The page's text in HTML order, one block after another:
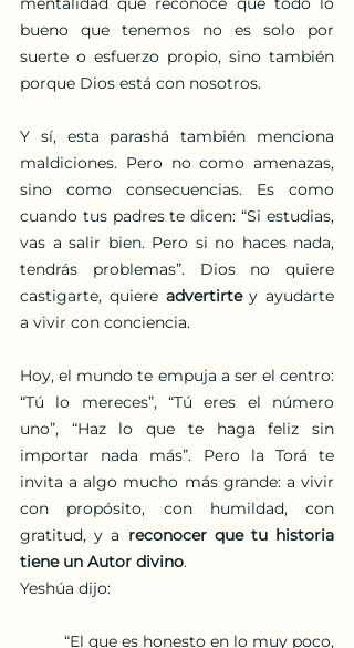
bueno que tenemos no es solo por
suerte o esfuerzo propio, sino también
porque Dios está con nosotros.
Y sí, esta parashá también menciona
maldiciones. Pero no como amenazas,
sino como consecuencias. Es como
cuando tus padres te dicen: “Si estudias,
vas a salir bien. Pero si no haces nada,
tendrás problemas”. Dios no quiere
castigarte, quiere advertirte y ayudarte
a vivir con conciencia.
Hoy, el mundo te empuja a ser el centro:
“Tú lo mereces”, “Tú eres el número
uno”, “Haz lo que te haga feliz sin
importar nada más”. Pero la Torá te
invita a algo mucho más grande: a vivir
con propósito, con humildad, con
gratitud, y a reconocer que tu historia
tiene un Autor divino.
Yeshúa dijo:
“El que es honesto en lo muy poco,